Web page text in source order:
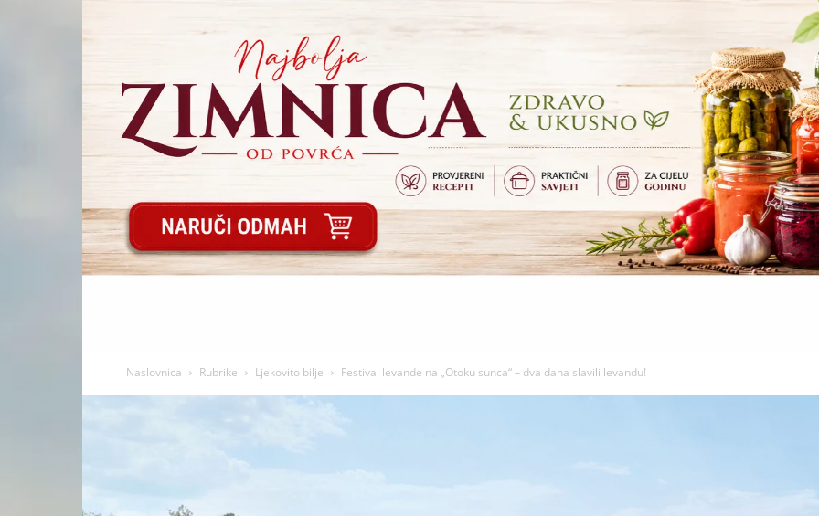
Naslovnica Rubrike Ljekovito bilje Festival levande na „Otoku sunca“ – dva dana slavili levandu!